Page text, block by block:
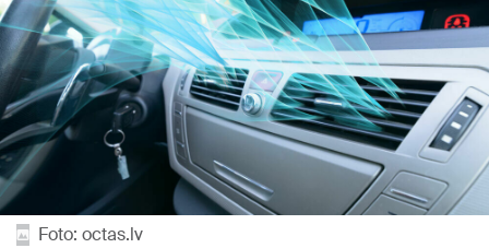
Foto: octas.lv